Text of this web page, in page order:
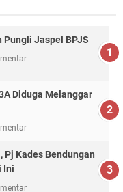
Pungli Jaspel BPJS
Diduga Melanggar
Pj Kades Bendungan
Ini